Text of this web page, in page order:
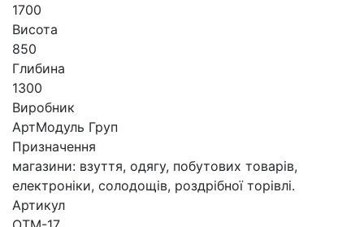
1700
Висота
850
Глибина
1300
Виробник
АртМодуль Груп
Призначення
магазини: взуття, одягу, побутових товарів,
електроніки, солодощів, роздрібної торівлі.
Артикул